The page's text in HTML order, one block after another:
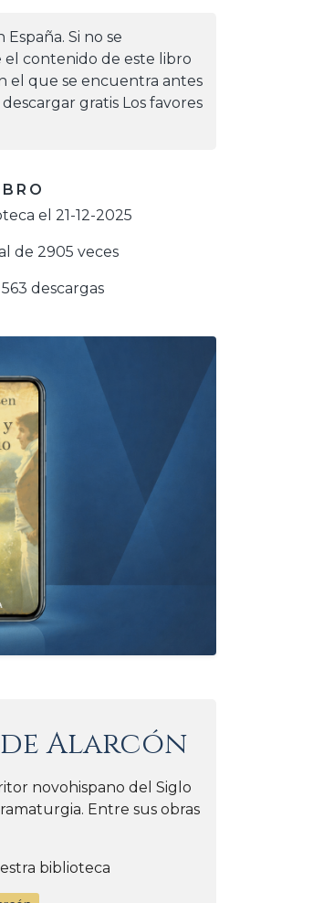
Si no se
el contenido de este libro
el que se encuentra antes
gratis Los favores
el 21-12-2025
de 2905 veces
descargas
de Alarcón
novohispano del Siglo
Entre sus obras
biblioteca